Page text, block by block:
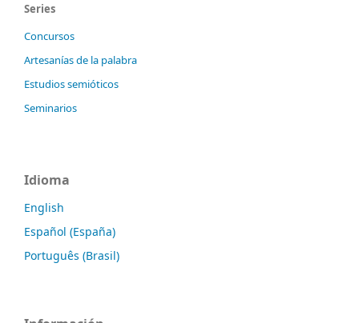
Series
Concursos
Artesanías de la palabra
Estudios semióticos
Seminarios
Idioma
English
Español (España)
Português (Brasil)